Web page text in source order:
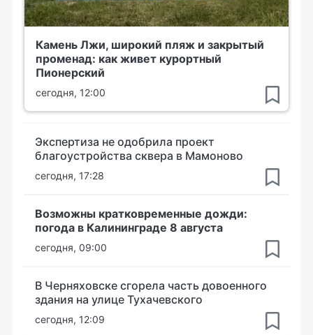
Камень Лжи, широкий пляж и закрытый
променад: как живет курортный
Пионерский
сегодня, 12:00
Экспертиза не одобрила проект
благоустройства сквера в Мамоново
сегодня, 17:28
Возможны кратковременные дожди:
погода в Калининграде 8 августа
сегодня, 09:00
В Черняховске сгорела часть довоенного
здания на улице Тухачевского
сегодня, 12:09